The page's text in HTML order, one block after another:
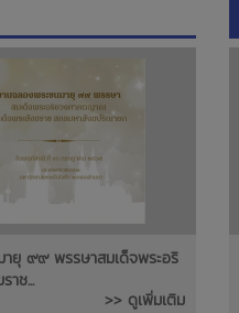
ยุ ๙๙ พรรษาสมเด็จพระอริ
ช...
>> ดูเพิ่มเติม